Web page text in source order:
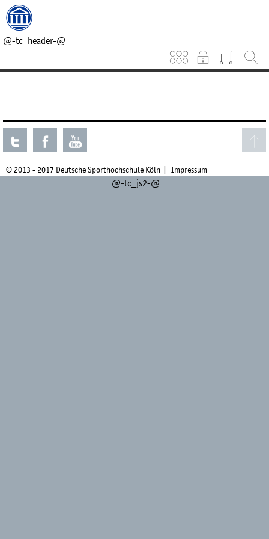
@-tc_header-@
@-tc_breadcrumb-@
Keinen aktuellen Kurs gefunden.
© 2013 - 2017 Deutsche Sporthochschule Köln Impressum
@-tc_js2-@